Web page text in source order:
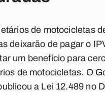
de motocicletas
deixarão de pagar o
um benefício para
de motocicletas. O
a Lei 12.489 no